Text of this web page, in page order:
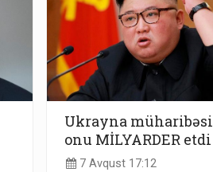
Ukrayna müharibəsi
onu MİLYARDER etdi
7 Avqust 17:12